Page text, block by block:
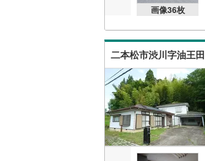
画像36枚
二本松市渋川字油王田